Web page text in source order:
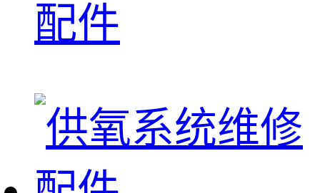
配件